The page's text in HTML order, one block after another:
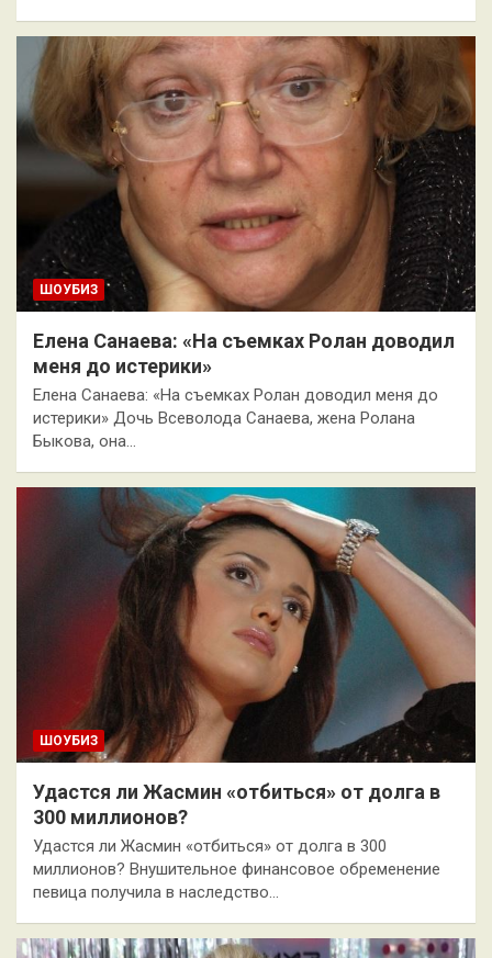
ШОУБИЗ
Елена Санаева: «На съемках Ролан доводил
меня до истерики»
Елена Санаева: «На съемках Ролан доводил меня до
истерики» Дочь Всеволода Санаева, жена Ролана
Быкова, она…
ШОУБИЗ
Удастся ли Жасмин «отбиться» от долга в
300 миллионов?
Удастся ли Жасмин «отбиться» от долга в 300
миллионов? Внушительное финансовое обременение
певица получила в наследство…